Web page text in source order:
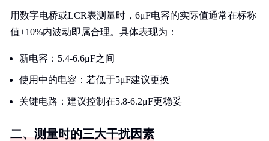
用数字电桥或LCR表测量时，6μF电容的实际值通常在标称
值±10%内波动即属合理。具体表现为：
新电容：5.4-6.6μF之间
使用中的电容：若低于5μF建议更换
关键电路：建议控制在5.8-6.2μF更稳妥
二、测量时的三大干扰因素